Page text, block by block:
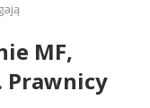
MF,
Prawnicy